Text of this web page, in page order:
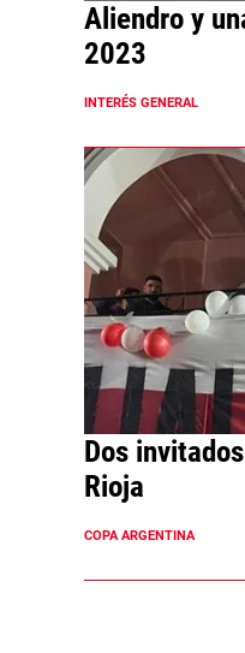
Aliendro y
2023
INTERÉS GENERAL
Dos
Rioja
COPA ARGENTINA